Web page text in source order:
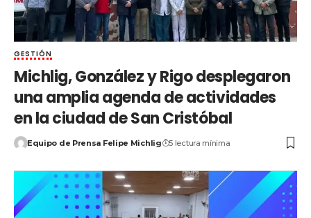
GESTIÓN
Michlig, González y Rigo desplegaron
una amplia agenda de actividades
en la ciudad de San Cristóbal
Equipo de Prensa Felipe Michlig 5 lectura mínima